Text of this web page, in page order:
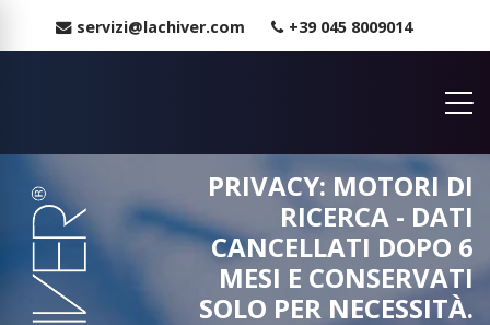
servizi@lachiver.com +39 045 8009014
PRIVACY: MOTORI DI
RICERCA - DATI
CANCELLATI DOPO 6
MESI E CONSERVATI
SOLO PER NECESSITÀ.